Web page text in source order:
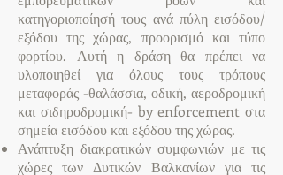
κατηγοριοποίησή τους ανά πύλη εισόδου/
εξόδου της χώρας, προορισμό και τύπο
φορτίου. Αυτή η δράση θα πρέπει να
υλοποιηθεί για όλους τους τρόπους
μεταφοράς -θαλάσσια, οδική, αεροδρομική
και σιδηροδρομική- by enforcement στα
σημεία εισόδου και εξόδου της χώρας.
Ανάπτυξη διακρατικών συμφωνιών με τις
χώρες των Δυτικών Βαλκανίων για τις